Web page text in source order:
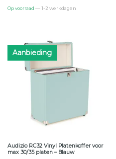
Op voorraad — 1-2 werkdagen
Aanbieding
Audizio RC32 Vinyl Platenkoffer voor
max 30/35 platen – Blauw